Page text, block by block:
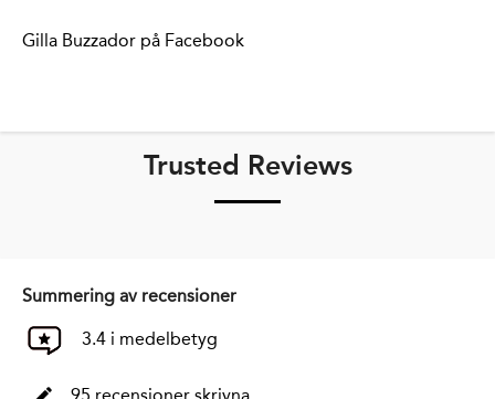
Gilla Buzzador på Facebook
Trusted Reviews
Summering av recensioner
3.4 i medelbetyg